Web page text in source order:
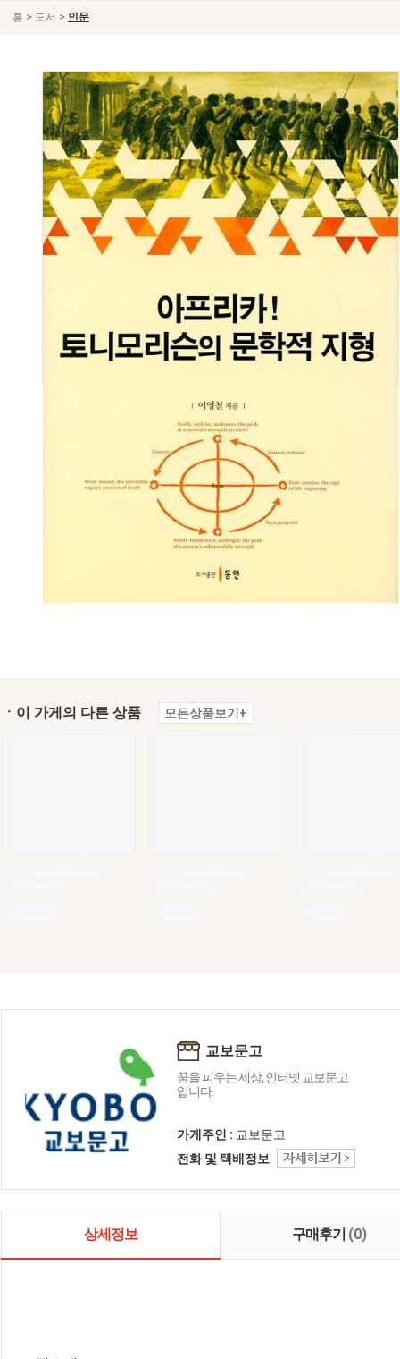
홈 > 도서 > 인문
ㆍ이 가게의 다른 상품 모든상품보기+
교보문고
꿈을 피우는 세상, 인터넷 교보문고
입니다.
가게주인 : 교보문고
전화 및 택배정보
상세정보 구매후기 (0)